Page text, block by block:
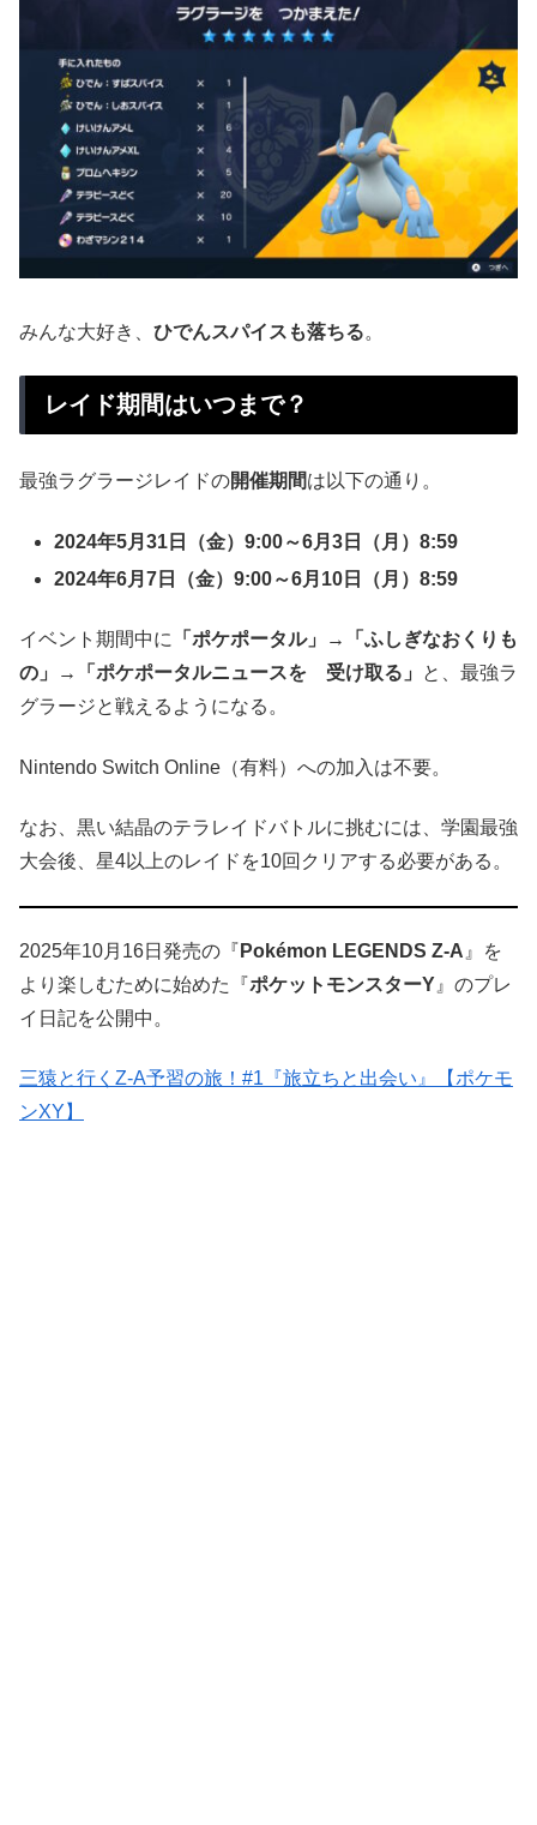
みんな大好き、 ひでんスパイスも落ちる。
レイド期間はいつまで？
最強ラグラージレイドの開催期間は以下の通り。
2024年5月31日（金）9:00～6月3日（月）8:59
2024年6月7日（金）9:00～6月10日（月）8:59
イベント期間中に 「ポケポータル」→「ふしぎなおくりも
の」→「ポケポータルニュースを 受け取る」
と、最強ラ
グラージと戦えるようになる。
Nintendo Switch Online（有料）への加入は不要。
なお、黒い結晶のテラレイドバトルに挑むには、学園最強
大会後、星4以上のレイドを10回クリアする必要がある。
2025年10月16日発売の『 Pokémon LEGENDS Z-A 』を
より楽しむために始めた『ポケットモンスターY 』のプレ
イ日記を公開中。
三猿と行くZ-A予習の旅！#1『旅立ちと出会い』【ポケモ
ンXY】